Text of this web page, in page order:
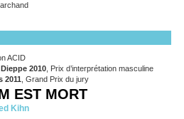
ACID
2010 , Prix d’interprétation masculine
2011 , Grand Prix du jury
EST MORT
Kihn